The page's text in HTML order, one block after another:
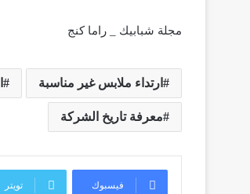
مجلة شبابيك _ راما كنج
ارتداء ملابس غير مناسبة
معرفة تاريخ الشركة
فيسبوك تويتر